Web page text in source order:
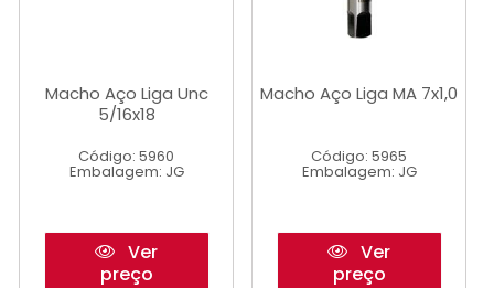
Macho Aço Liga Unc
5/16x18
Código: 5960
Embalagem: JG
Ver
preço
Macho Aço Liga MA 7x1,0
Código: 5965
Embalagem: JG
Ver
preço